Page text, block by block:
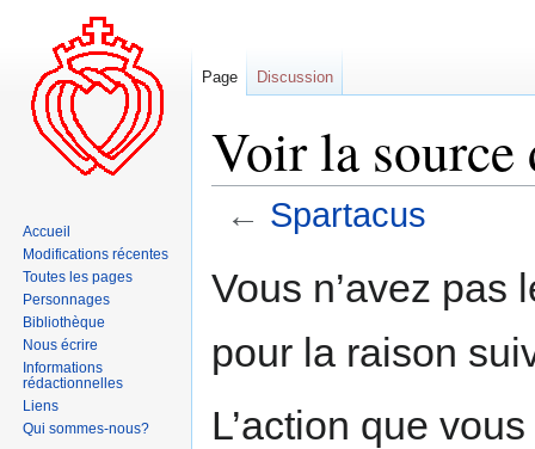
Voir la source
← Spartacus
à
navigation
à
recherche
Vous n’avez pas
pour la raison
L’action que
Page Discussion
Accueil
Modifications récentes
Toutes les pages
Personnages
Bibliothèque
Nous écrire
Informations
rédactionnelles
Liens
Qui sommes-nous?